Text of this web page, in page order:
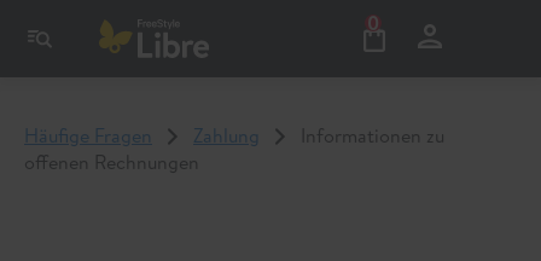
0
Häufige Fragen Zahlung
Informationen zu
offenen Rechnungen